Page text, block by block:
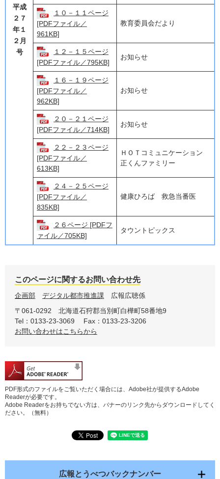
平成
２７
年１
２月
号
１０－１１ページ
[PDFファイル／
961KB]
教育委員会だより
１２－１５ページ
[PDFファイル／795KB]
お知らせ
１６－１９ページ
[PDFファイル／
962KB]
お知らせ
２０－２１ページ
[PDFファイル／714KB]
お知らせ
２２－２３ページ
[PDFファイル／
613KB]
ＨＯＴコミュニケーション
正くんファミリー
２４－２５ページ
[PDFファイル／
835KB]
健康ひろば 救急当番医
２６ページ [PDFフ
ァイル／705KB]
タウントピックス
このページに関するお問い合わせ先
企画部 デジタル都市推進課
広報広聴係
〒061-0292
北海道石狩郡当別町白樺町58番地9
Tel：0133-23-3069
Fax：0133-23-3206
お問い合わせはこちらから
PDF形式のファイルをご覧いただく場合には、Adobe社が提供するAdobe
Readerが必要です。
Adobe Readerをお持ちでない方は、バナーのリンク先からダウンロードしてく
ださい。（無料）
広報とうべつバックナンバー